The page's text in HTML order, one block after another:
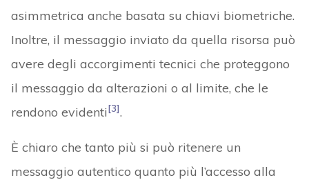
asimmetrica anche basata su chiavi biometriche.
Inoltre, il messaggio inviato da quella risorsa può
avere degli accorgimenti tecnici che proteggono
il messaggio da alterazioni o al limite, che le
rendono evidenti[3].
È chiaro che tanto più si può ritenere un
messaggio autentico quanto più l’accesso alla